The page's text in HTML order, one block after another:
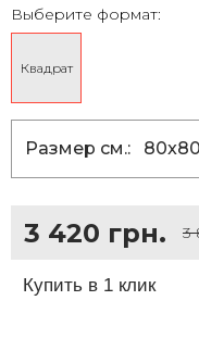
Выберите формат:
Квадрат
Размер см.: 80x80
3 420 грн. 3